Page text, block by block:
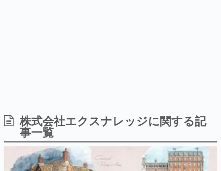
日本のコンテンツ産業やカルチャーに与えた影響を探る企
画です。
日本モバイルゲーム産業史
日本のモバイルゲーム史における主要なトピック・タイト
ルを網羅するほか、開発者へのインタビューや識者による
解説を掲載。約20年の歴史が一望できる決定版！
株式会社エクスナレッジに関する記
事一覧